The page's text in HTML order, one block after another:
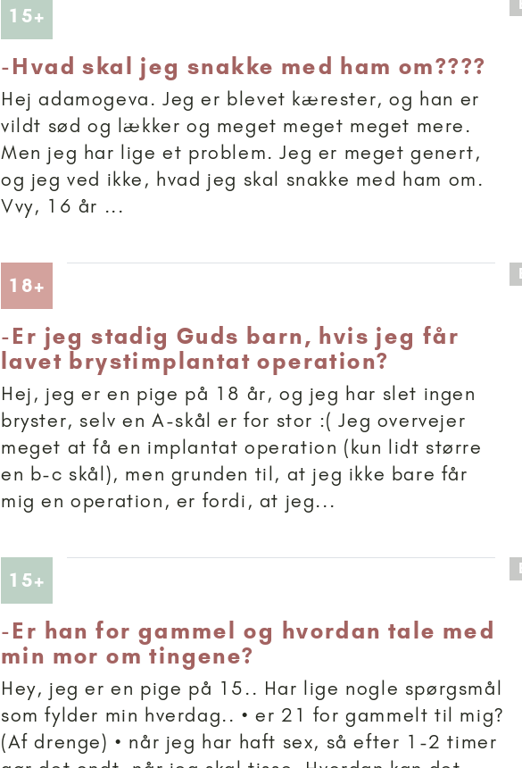
15+
-Hvad skal jeg snakke med ham om????
Hej adamogeva. Jeg er blevet kærester, og han er
vildt sød og lækker og meget meget meget mere.
Men jeg har lige et problem. Jeg er meget genert,
og jeg ved ikke, hvad jeg skal snakke med ham om.
Vvy, 16 år ...
18+
-Er jeg stadig Guds barn, hvis jeg får
lavet brystimplantat operation?
Hej, jeg er en pige på 18 år, og jeg har slet ingen
bryster, selv en A-skål er for stor :( Jeg overvejer
meget at få en implantat operation (kun lidt større
en b-c skål), men grunden til, at jeg ikke bare får
mig en operation, er fordi, at jeg...
15+
-Er han for gammel og hvordan tale med
min mor om tingene?
Hey, jeg er en pige på 15.. Har lige nogle spørgsmål
som fylder min hverdag.. • er 21 for gammelt til mig?
(Af drenge) • når jeg har haft sex, så efter 1-2 timer